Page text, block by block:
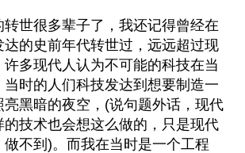
世很多辈子了，我还记得曾经在
的史前年代转世过，远远超过现
多现代人认为不可能的科技在当
当时的人们科技发达到想要制造一
黑暗的夜空，(说句题外话，现代
的技术也会想这么做的，只是现代
不到)。而我在当时是一个工程